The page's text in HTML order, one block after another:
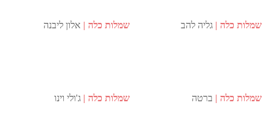
שמלות כלה גליה להב שמלות כלה אלון ליבנה
שמלות כלה ברטה שמלות כלה ג'ולי וינו